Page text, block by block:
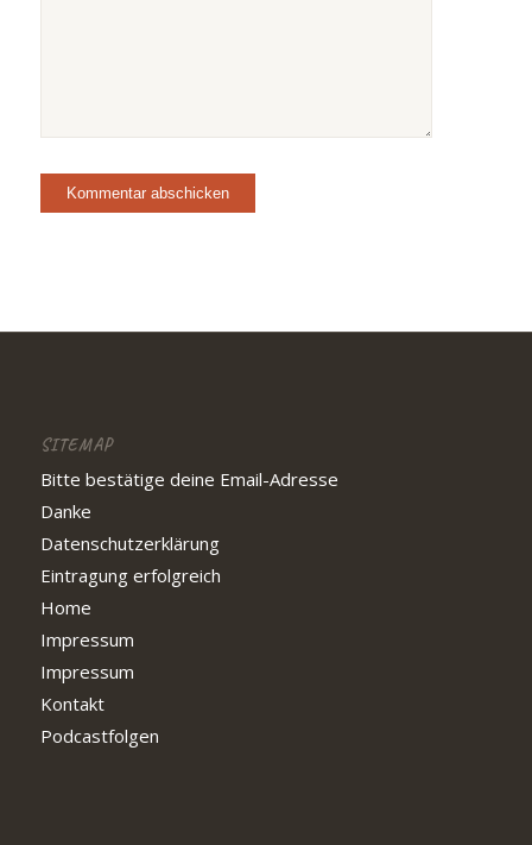
SITEMAP
Bitte bestätige deine Email-Adresse
Danke
Datenschutzerklärung
Eintragung erfolgreich
Home
Impressum
Impressum
Kontakt
Podcastfolgen